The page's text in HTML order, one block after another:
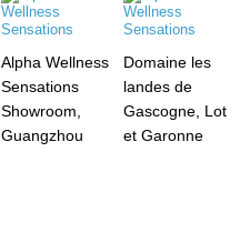
Alpha Wellness
Sensations
Showroom,
Guangzhou
Domaine les
landes de
Gascogne, Lot
et Garonne